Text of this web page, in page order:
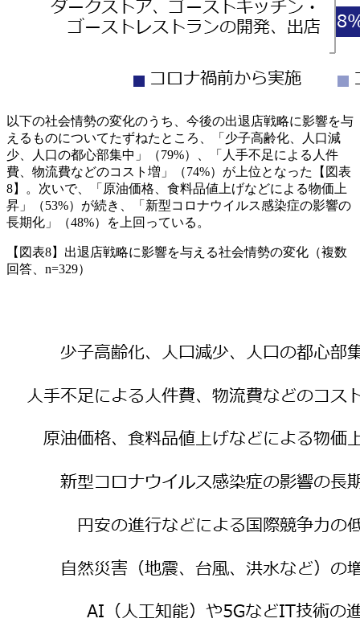
以下の社会情勢の変化のうち、今後の出退店戦略に影響を与
えるものについてたずねたところ、「少子高齢化、人口減
少、人口の都心部集中」（79%）、「人手不足による人件
費、物流費などのコスト増」（74%）が上位となった【図表
8】。次いで、「原油価格、食料品値上げなどによる物価上
昇」（53%）が続き、「新型コロナウイルス感染症の影響の
長期化」（48%）を上回っている。
【図表8】出退店戦略に影響を与える社会情勢の変化（複数
回答、n=329）